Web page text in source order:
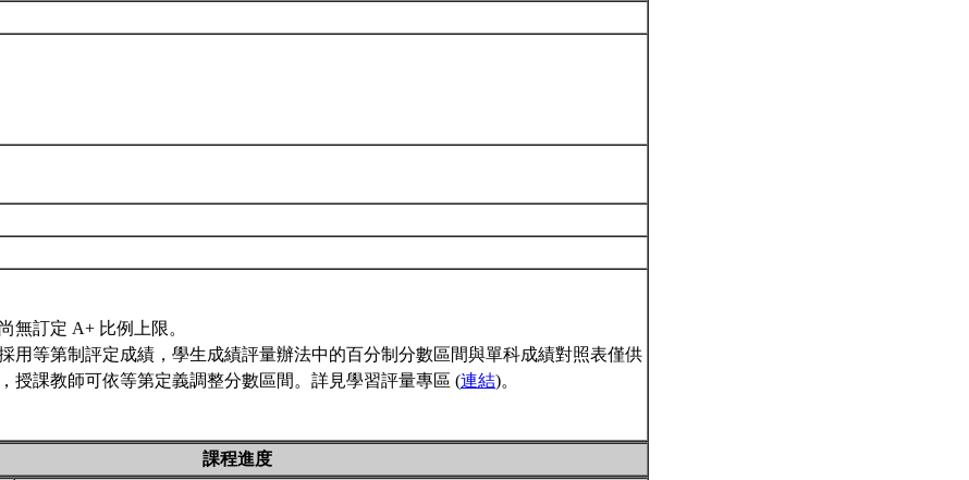
無訂定 A+ 比例上限。
用等第制評定成績，學生成績評量辦法中的百分制分數區間與單科成績對照表僅供
授課教師可依等第定義調整分數區間。詳見學習評量專區 (連結)。
課程進度